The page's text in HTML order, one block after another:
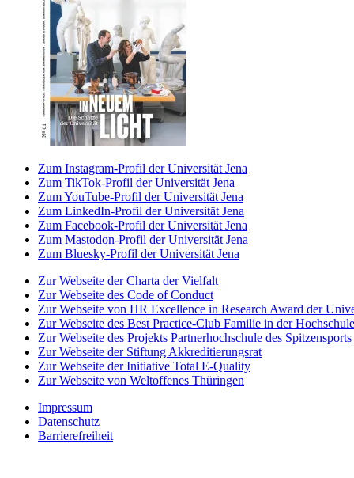
Zum Instagram-Profil der Universität Jena
Zum TikTok-Profil der Universität Jena
Zum YouTube-Profil der Universität Jena
Zum LinkedIn-Profil der Universität Jena
Zum Facebook-Profil der Universität Jena
Zum Mastodon-Profil der Universität Jena
Zum Bluesky-Profil der Universität Jena
Zur Webseite der Charta der Vielfalt
Zur Webseite des Code of Conduct
Zur Webseite von HR Excellence in Research Award der
Zur Webseite des Best Practice-Club Familie in der Hochschule
Zur Webseite des Projekts Partnerhochschule des Spitzensports
Zur Webseite der Stiftung Akkreditierungsrat
Zur Webseite der Initiative Total E-Quality
Zur Webseite von Weltoffenes Thüringen
Impressum
Datenschutz
Barrierefreiheit